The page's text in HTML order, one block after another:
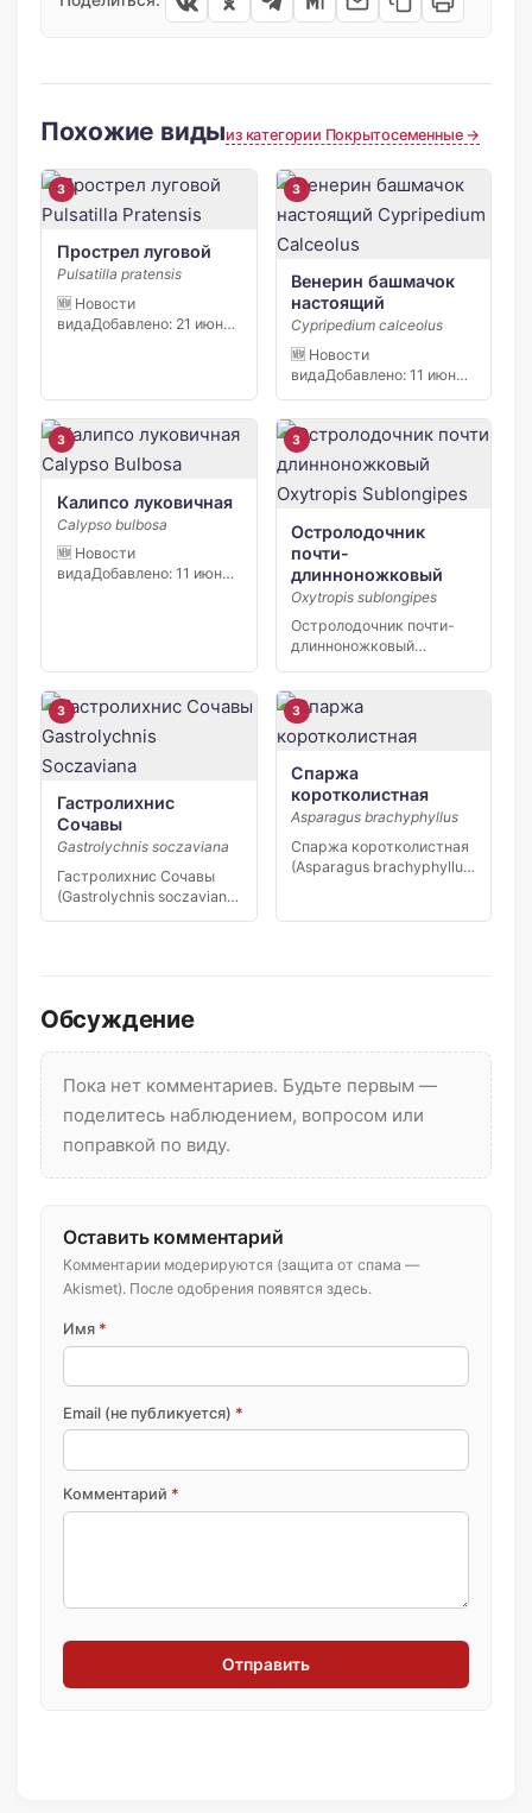
Похожие видыиз категории Покрытосеменные →
3
Прострел луговой
Pulsatilla pratensis
🆕 Новости
видаДобавлено: 21 июня
3
Венерин башмачок
настоящий
Cypripedium calceolus
🆕 Новости
видаДобавлено: 11 июня
«Кивач» в […]
3
Калипсо луковичная
Calypso bulbosa
🆕 Новости
видаДобавлено: 11 июня
3
Остролодочник
почти-
длинноножковый
Oxytropis sublongipes
Остролодочник почти-
длинноножковый
узколокальный эндемик
Якутии,…
3
Гастролихнис
Сочавы
Gastrolychnis soczaviana
Гастролихнис Сочавы
(Gastrolychnis soczaviana)
3
Спаржа
коротколистная
Asparagus brachyphyllus
Спаржа коротколистная
(Asparagus brachyphyllus)
Обсуждение
Пока нет комментариев. Будьте первым —
поделитесь наблюдением, вопросом или
поправкой по виду.
Оставить комментарий
Комментарии модерируются (защита от спама —
Akismet). После одобрения появятся здесь.
Имя *
Email (не публикуется) *
Комментарий *
Отправить